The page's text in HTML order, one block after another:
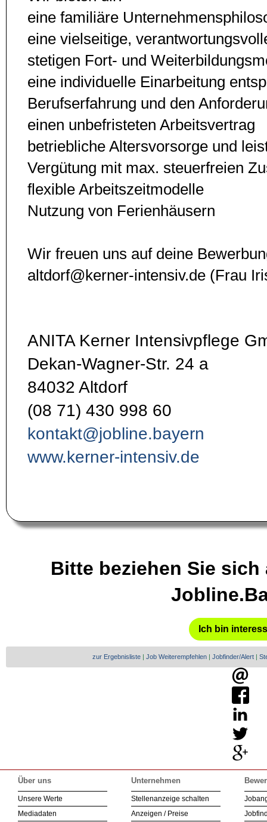
eine familiäre
eine vielseitige,
stetigen Fort- und
eine individuelle Einarbeitung
Berufserfahrung und den
einen unbefristeten Arbeitsvertrag
betriebliche Altersvorsorge und
Vergütung mit max. steuerfreien
flexible Arbeitszeitmodelle
Nutzung von Ferienhäusern
Wir freuen uns auf deine
altdorf@kerner-intensiv.de (Frau
ANITA Kerner Intensivpflege
Dekan-Wagner-Str. 24 a
84032 Altdorf
(08 71) 430 998 60
kontakt@jobline.bayern
www.kerner-intensiv.de
Bitte beziehen Sie
Ich bin
zur Ergebnisliste | Job Weiterempfehlen | Jobfinder/Alert |
Über uns
Unsere Werte
Mediadaten
Unternehmen
Stellenanzeige schalten
Anzeigen / Preise